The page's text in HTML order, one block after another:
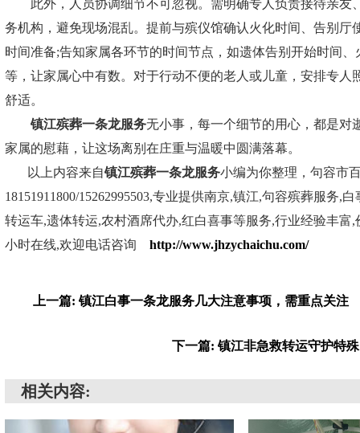
此外，人员协调细节不可忽视。需明确专人负责接待亲友
务机构，避免现场混乱。提前与殡仪馆确认火化时间、告别厅
时间准备;告知家属各环节的时间节点，如遗体告别开始时间
等，让家属心中有数。对于行动不便的老人或儿童，安排专人
舒适。
镇江殡葬一条龙服务无小事，每一个细节的用心，都是对
家属的慰藉，让这场离别在庄重与温暖中圆满落幕。
以上内容来自镇江殡葬一条龙服务小编为你整理，句容市
18151911800/15262995503,专业提供南京,镇江,句容殡葬服务,
转运车,遗体转运,农村酒席代办,红白喜事等服务,行业经验丰富,
小时在线,欢迎电话咨询 http://www.jhzychaichu.com/
上一篇: 镇江白事一条龙服务几大注意事项，需重点关注
下一篇: 镇江非急救转运守护特
相关内容: